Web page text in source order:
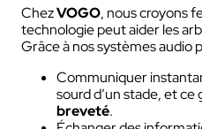
ChezVOGO, nous croyons
technologie peut aider les
Grâce à nos systèmes audio
Communiquer
sourd d’un stade, et ce
breveté.